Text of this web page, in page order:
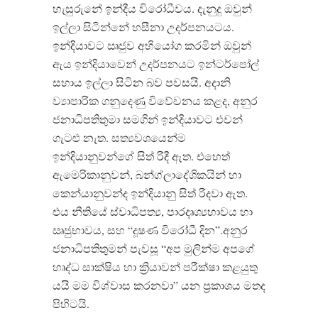
හැසුරුනේ ඉන්දීය විරෝධීවය. දැනුදු ඔවුන්
ඉල්ලා සිටින්නේ හසීනා උදර්පනයටය.
ඉන්දියාවට ඍජුව අභියෝග කරමින් ඔවුන්
ඇය ඉන්දියාවෙන් උදර්පනයට ඉන්ටර්පෝල්
සහාය ඉල්ලා සිටින බව පවසයි. අදානි
ව්‍යාපාරික ගනුදෙණු විවේචනය කළද, අනුර
ජනාධිපතිතුමා සමගින් ඉන්දියාවට එවන්
ගැටළු නැත. සත්‍යවශයෙන්ම
ඉන්දියානුවන්ගේ සිත් රිදී ඇත. එහෙත්
ඇමෙරිකානුවන්, බන්ග්ලාදේශිකයින් හා
කෙන්යානුවන්ද ඉන්දියානු සිත් රිදවා ඇත.
එය නීතියේ ස්වාධිපත්‍ය, පාරදෘශ්‍යභාවය හා
ඍජුභාවය, සහ “දූෂණ විරෝධී දින”.අනුර
ජනාධිපතිතුමන් පැවසූ “අප මුලින්ම අපගේ
හෘද්ධ සාක්ෂිය හා ක්‍රියාවන් පරීක්ෂා කළයුතු
යයි මම විශ්වාස කරනවා”යන ප්‍රකාශය මතද
පිහිටයි.